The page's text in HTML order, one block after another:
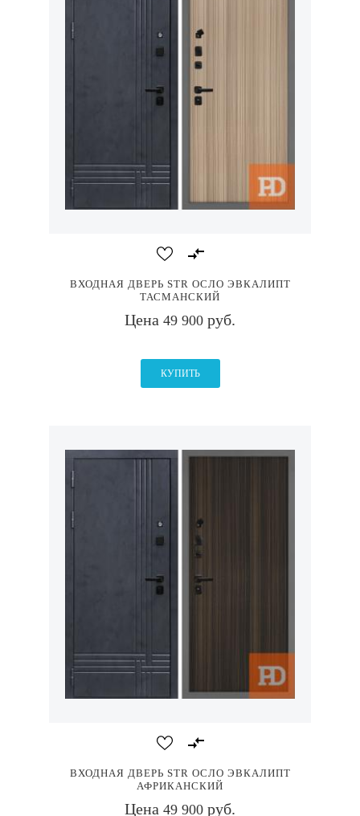
ВХОДНАЯ ДВЕРЬ STR ОСЛО ЭВКАЛИПТ
ТАСМАНСКИЙ
Цена 49 900 руб.
КУПИТЬ
ВХОДНАЯ ДВЕРЬ STR ОСЛО ЭВКАЛИПТ
АФРИКАНСКИЙ
Цена 49 900 руб.